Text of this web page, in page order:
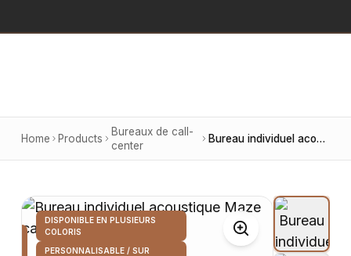
Home Products
Bureaux de call-
center
Bureau individuel acoustique Maze call center
DISPONIBLE EN PLUSIEURS
COLORIS
PERSONNALISABLE / SUR